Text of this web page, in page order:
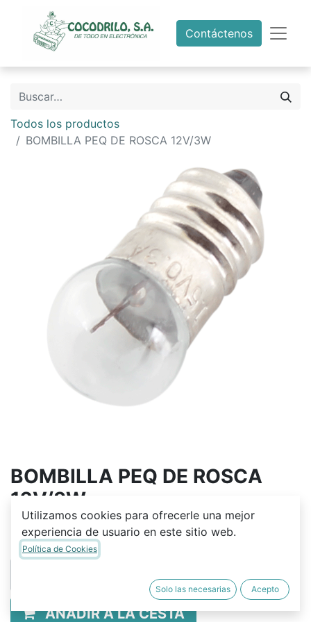
Contáctenos
Todos los productos
BOMBILLA PEQ DE ROSCA 12V/3W
BOMBILLA PEQ DE ROSCA
12V/3W
Q3.50
AÑADIR A LA CESTA
Utilizamos cookies para ofrecerle una mejor
experiencia de usuario en este sitio web.
Política de Cookies
Solo las necesarias Acepto